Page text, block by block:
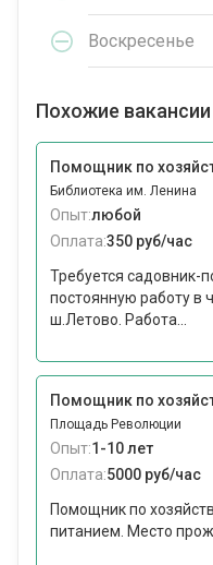
Воскресенье
Похожие вакансии
Помощник по
Библиотека им. Ленина
Опыт:любой
Оплата:350 руб/час
Требуется садовник-
постоянную работу в
ш.Летово. Работа...
Помощник по
Площадь Революции
Опыт:1-10 лет
Оплата:5000 руб/час
Помощник по
питанием. Место